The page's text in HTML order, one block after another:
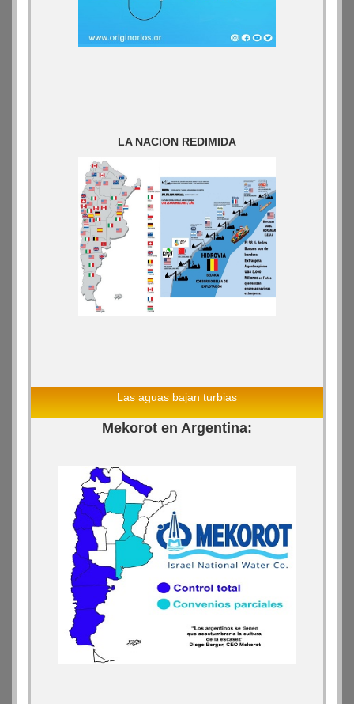
LA NACION REDIMIDA
Las aguas bajan turbias
Mekorot en Argentina: